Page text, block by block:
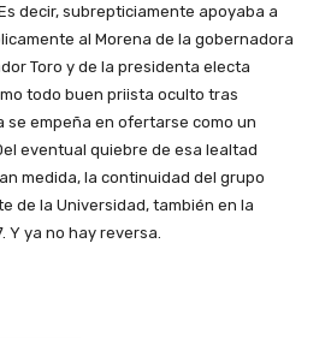
decir, subrepticiamente apoyaba a
al Morena de la gobernadora
Toro y de la presidenta electa
todo buen priista oculto tras
se empeña en ofertarse como un
eventual quiebre de esa lealtad
medida, la continuidad del grupo
de la Universidad, también en la
Y ya no hay reversa.